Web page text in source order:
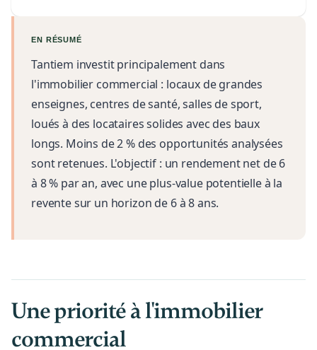
EN RÉSUMÉ
Tantiem investit principalement dans
l'immobilier commercial : locaux de grandes
enseignes, centres de santé, salles de sport,
loués à des locataires solides avec des baux
longs. Moins de 2 % des opportunités analysées
sont retenues. L'objectif : un rendement net de 6
à 8 % par an, avec une plus-value potentielle à la
revente sur un horizon de 6 à 8 ans.
Une priorité à l'immobilier
commercial